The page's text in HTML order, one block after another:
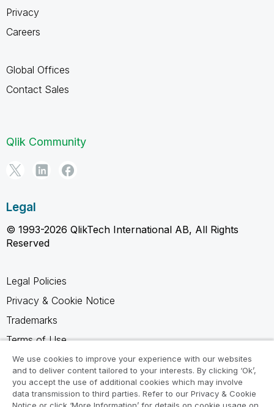
Privacy
Careers
Global Offices
Contact Sales
Qlik Community
Legal
© 1993-2026 QlikTech International AB, All Rights
Reserved
Legal Policies
Privacy & Cookie Notice
Trademarks
Terms of Use
Legal Agreements
Product Terms
Do not share my info
We use cookies to improve your experience with our websites
and to deliver content tailored to your interests. By clicking ‘Ok’,
you accept the use of additional cookies which may involve
data transmission to third parties. Refer to our Privacy & Cookie